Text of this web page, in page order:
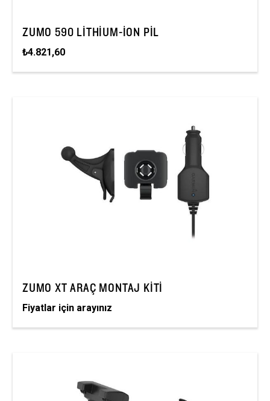
ZUMO 590 LITHIUM-ION PIL
₺4.821,60
ZUMO XT ARAÇ MONTAJ KITI
Fiyatlar için arayınız